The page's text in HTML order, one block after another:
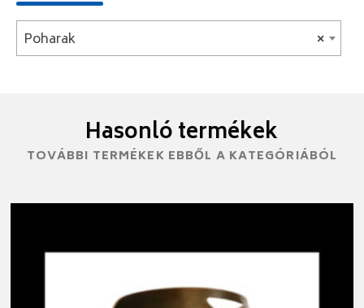
×
Poharak
Hasonló termékek
TOVÁBBI TERMÉKEK EBBŐL A KATEGÓRIÁBÓL